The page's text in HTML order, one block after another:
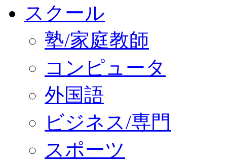
スクール
塾/家庭教師
コンピュータ
外国語
ビジネス/専門
スポーツ